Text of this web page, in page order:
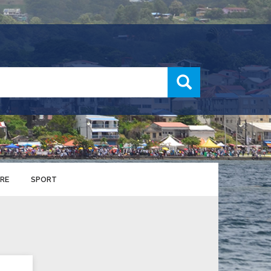
SPORT